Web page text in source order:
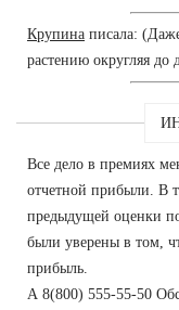
Крупина писала:
растению округляя до
Все дело в премиях
отчетной прибыли. В
предыдущей оценки
были уверены в том,
прибыль.
А 8(800) 555-55-50